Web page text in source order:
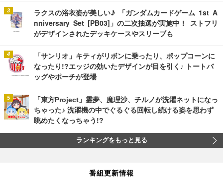
ラクスの浴衣姿が美しい♪ 「ガンダムカードゲーム 1st A
nniversary Set [PB03]」の二次抽選が実施中！ ストフリ
がデザインされたデッキケースやスリーブも
「サンリオ」キティがリボンに乗ったり、ポップコーンに
なったり!?エッジの効いたデザインが目を引く♪ トートバ
ッグやポーチが登場
「東方Project」霊夢、魔理沙、チルノが洗濯ネットになっ
ちゃった♪ 洗濯機の中でぐるぐる回転し続ける姿を思わず
眺めたくなっちゃう!?
ランキングをもっと見る
番組更新情報